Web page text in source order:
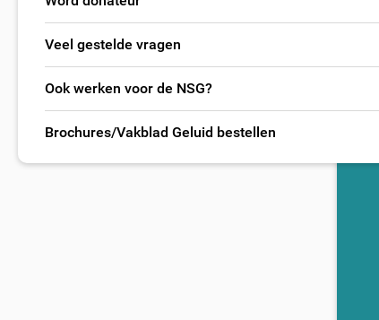
Veel gestelde vragen
Ook werken voor de NSG?
Brochures/Vakblad Geluid bestellen